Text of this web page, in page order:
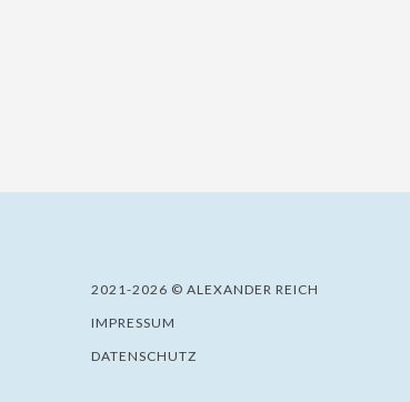
2021-2026 © ALEXANDER REICH
IMPRESSUM
DATENSCHUTZ